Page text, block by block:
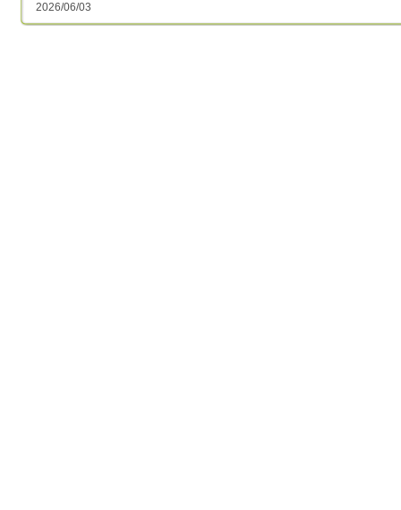
2026/06/03